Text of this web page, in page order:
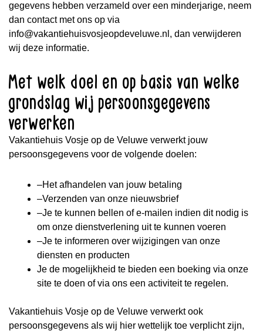
gegevens hebben verzameld over een minderjarige, neem
dan contact met ons op via
info@vakantiehuisvosjeopdeveluwe.nl, dan verwijderen
wij deze informatie.
Met welk doel en op basis van welke
grondslag wij persoonsgegevens
verwerken
Vakantiehuis Vosje op de Veluwe verwerkt jouw
persoonsgegevens voor de volgende doelen:
–Het afhandelen van jouw betaling
–Verzenden van onze nieuwsbrief
–Je te kunnen bellen of e-mailen indien dit nodig is
om onze dienstverlening uit te kunnen voeren
–Je te informeren over wijzigingen van onze
diensten en producten
Je de mogelijkheid te bieden een boeking via onze
site te doen of via ons een activiteit te regelen.
Vakantiehuis Vosje op de Veluwe verwerkt ook
persoonsgegevens als wij hier wettelijk toe verplicht zijn,